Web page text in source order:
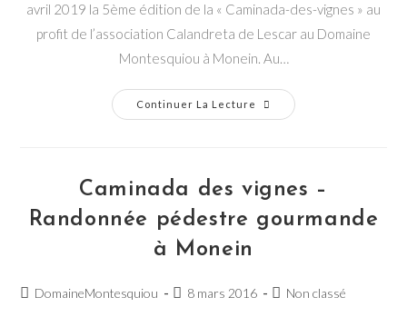
avril 2019 la 5ème édition de la « Caminada-des-vignes » au
profit de l’association Calandreta de Lescar au Domaine
Montesquiou à Monein. Au…
Continuer La Lecture
Caminada
Des
Pédestre
Gourmande
Monein
Caminada des vignes –
Randonnée pédestre gourmande
à Monein
PostDomaineMontesquiou
Post8 mars 2016
PostNon classé